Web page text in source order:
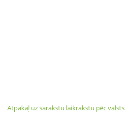
Atpakaļ uz sarakstu laikrakstu pēc valsts